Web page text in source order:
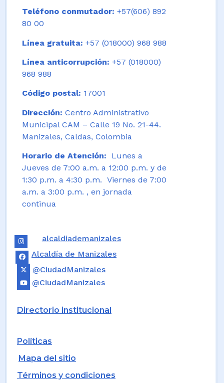
Teléfono conmutador: +57(606) 892
80 00
Línea gratuita: +57 (018000) 968 988
Línea anticorrupción: +57 (018000)
968 988
Código postal: 17001
Dirección: Centro Administrativo
Municipal CAM – Calle 19 No. 21-44.
Manizales, Caldas, Colombia
Horario de Atención: Lunes a
Jueves de 7:00 a.m. a 12:00 p.m. y de
1:30 p.m. a 4:30 p.m. Viernes de 7:00
a.m. a 3:00 p.m. , en jornada
continua
alcaldiademanizales
Alcaldía de Manizales
@CiudadManizales
@CiudadManizales
Directorio institucional
Políticas
Mapa del sitio
Términos y condiciones